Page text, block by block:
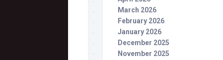
March 2026
February 2026
January 2026
December 2025
November 2025